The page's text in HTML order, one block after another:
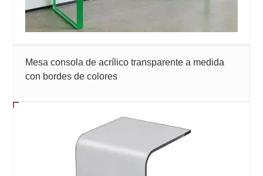
Mesa consola de acrílico transparente a medida
con bordes de colores